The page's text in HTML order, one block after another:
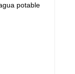
potable